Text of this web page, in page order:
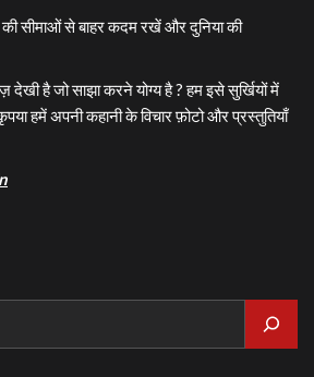
की सीमाओं से बाहर कदम रखें और दुनिया की
है जो साझा करने योग्य है ? हम इसे सुर्खियों में
हमें अपनी कहानी के विचार फ़ोटो और प्रस्तुतियाँ